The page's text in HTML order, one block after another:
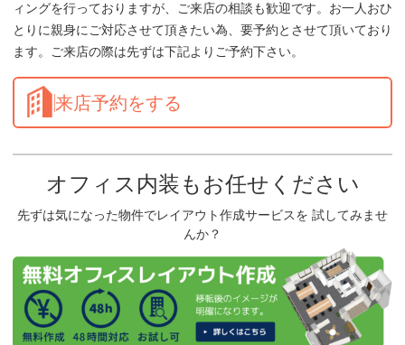
ィングを行っておりますが、ご来店の相談も歓迎です。お一人おひ
とりに親身にご対応させて頂きたい為、要予約とさせて頂いており
ます。ご来店の際は先ずは下記よりご予約下さい。
来店予約をする
オフィス内装もお任せください
先ずは気になった物件でレイアウト作成サービスを 試してみませ
んか？